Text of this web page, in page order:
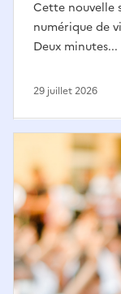
Cette nouvelle
numérique de
Deux minutes...
29 juillet 2026